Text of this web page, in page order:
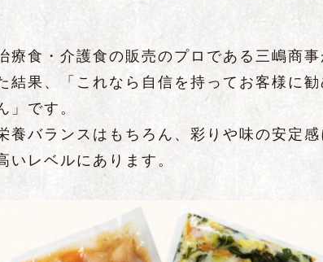
療食・介護食の販売のプロである三嶋商
結果、「これなら自信を持ってお客様に
」です。
養バランスはもちろん、彩りや味の安定
いレベルにあります。